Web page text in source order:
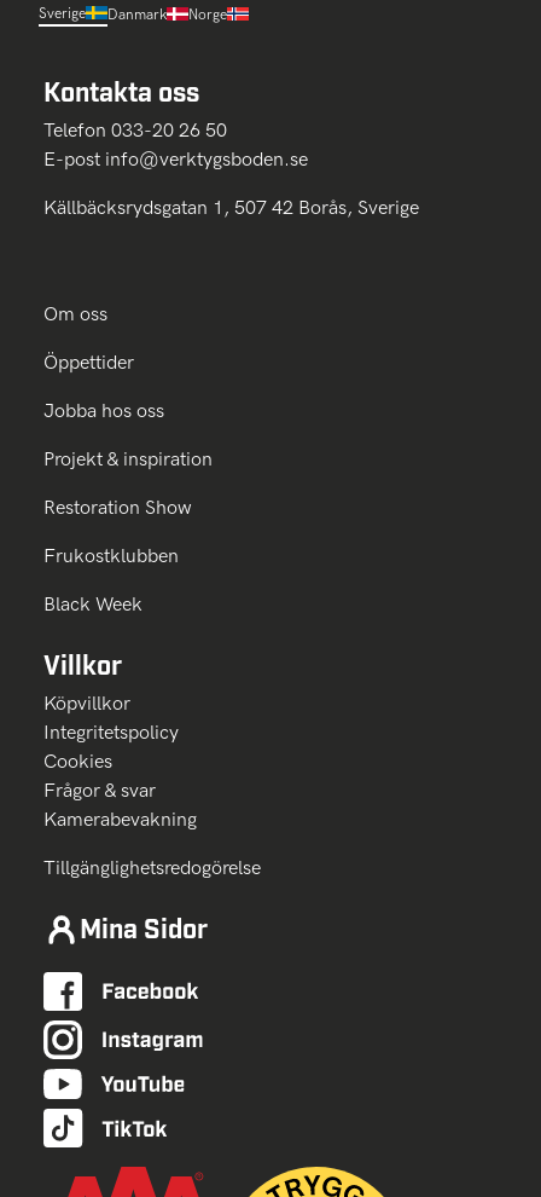
Sverige Danmark Norge
Kontakta oss
Telefon 033-20 26 50
E-post info@verktygsboden.se
Källbäcksrydsgatan 1, 507 42 Borås, Sverige
Om oss
Öppettider
Jobba hos oss
Projekt & inspiration
Restoration Show
Frukostklubben
Black Week
Villkor
Köpvillkor
Integritetspolicy
Cookies
Frågor & svar
Kamerabevakning
Tillgänglighetsredogörelse
Mina Sidor